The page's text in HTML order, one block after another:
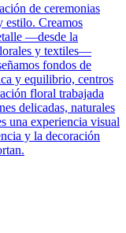
de ceremonias
estilo. Creamos
—desde la
y textiles—
fondos de
y equilibrio, centros
floral trabajada
delicadas, naturales
una experiencia visual
y la decoración